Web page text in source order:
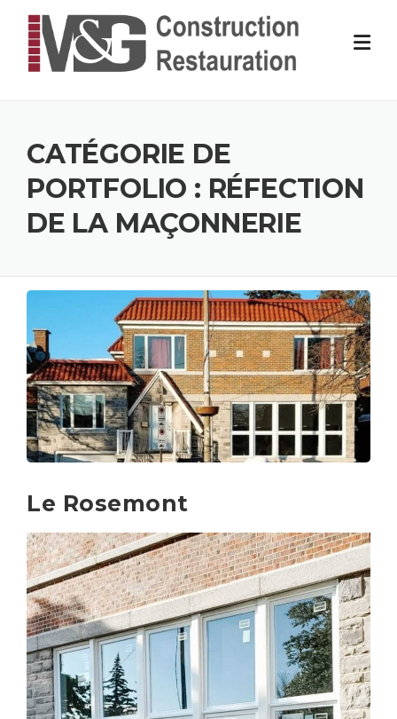
content
CATÉGORIE DE
PORTFOLIO : RÉFECTION
DE LA MAÇONNERIE
Le Rosemont